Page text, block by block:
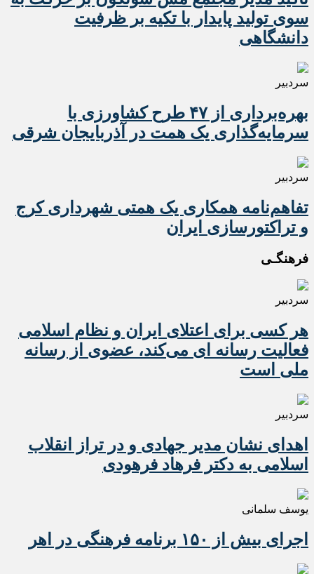
سوی تولید پایدار با تکیه بر ظرفیت
دانشگاهی
سردبیر
بهره‌برداری از ۴۷ طرح کشاورزی با
سرمایه‌گذاری یک همت در آذربایجان شرقی
سردبیر
تفاهم‌نامه همکاری یک همتی شهرداری کرج
و تراکتورسازی ایران
فرهنگـی
سردبیر
هر کسی برای اعتلای ایران و نظام اسلامی
فعالیت رسانه ای می‌کند، عضوی از رسانه
ملی است
سردبیر
اهدای نشان مدیر جهادی و در تراز انقلاب
اسلامی به دکتر فرهاد فرهودی
یوسف سلمانی
اجرای بیش از ۱۵۰ برنامه فرهنگی در اهر